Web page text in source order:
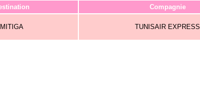
Compagnie
MITIGA TUNISAIR EXPRESS